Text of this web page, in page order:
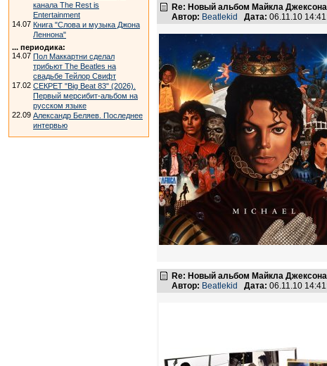
канала The Rest is
Entertainment
14.07 Книга "Слова и музыка Джона
Леннона"
... периодика:
14.07 Пол Маккартни сделал
трибьют The Beatles на
свадьбе Тейлор Свифт
17.02 СЕКРЕТ "Big Beat 83" (2026).
Первый мерсибит-альбом на
русском языке
22.09 Александр Беляев. Последнее
интервью
Re: Новый альбом Майкла
Автор: Beatlekid Дата: 06.11.10
Re: Новый альбом Майкла
Автор: Beatlekid Дата: 06.11.10